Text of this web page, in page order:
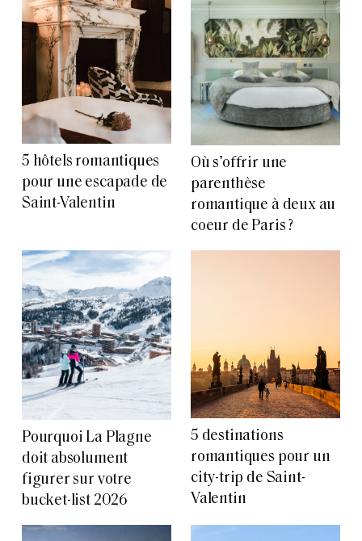
5 hôtels romantiques
pour une escapade de
Saint-Valentin
Où s’offrir une
parenthèse
romantique à deux au
coeur de Paris ?
Pourquoi La Plagne
doit absolument
figurer sur votre
bucket-list 2026
5 destinations
romantiques pour un
city-trip de Saint-
Valentin